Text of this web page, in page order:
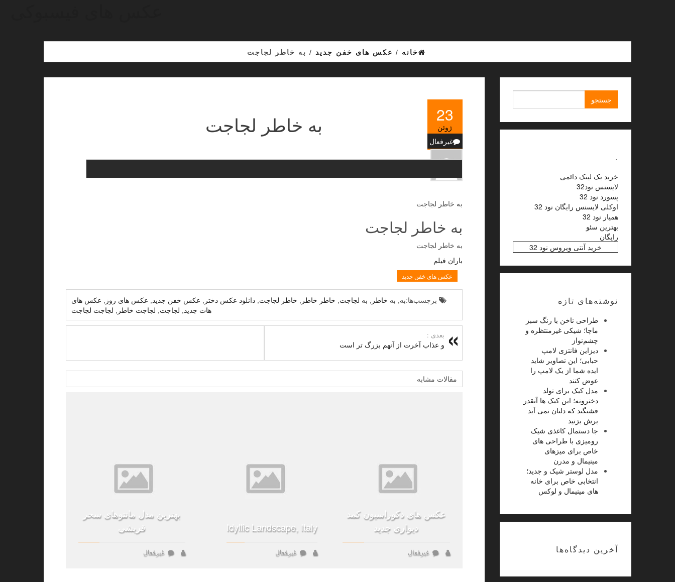
خانه / عکس های خفن جدید / به خاطر لجاجت
23
ژوئن
غیرفعال
به خاطر لجاجت
به خاطر لجاجت
به خاطر لجاجت
به خاطر لجاجت
باران فیلم
عکس های خفن جدید
برچسب‌ها:به, به خاطر , به لجاجت, خاطر خاطر , خاطر لجاجت,دانلود عکس دختر , عکس خفن جدید, عکس های روز , عکس های
هات جدید, لجاجت, لجاجت خاطر , لجاجت لجاجت
بعدی :
و عذاب آخرت از آنهم بزرگ تر است
مقالات مشابه
بهترین مدل مانتوهای سحر
قریشی
غیرفعال
Idyllic Landscape, Italy
غیرفعال
عکس های دکوراسیون کمد
دیواری جدید
غیرفعال
جدیدترین و شیک ترین مدل
های روز مانتو تابستانه زنانه
غیرفعال
دلچسب از
برای:
.
خرید بک لینک دائمی
لایسنس نود32
پسورد نود 32
اوکلی لایسنس رایگان نود 32
همیار نود 32
بهترین سئو
رایگان
خرید آنتی ویروس نود 32
نوشته‌های تازه
طراحی ناخن با رنگ سبز
ماچا؛ شیکی غیرمنتظره و
چشم‌نواز
دیزاین فانتزی لامپ
حبابی؛ این تصاویر شاید
ایده شما از یک لامپ را
عوض کنند
مدل کیک برای تولد
دخترونه؛ این کیک ها آنقدر
قشنگند که دلتان نمی آید
برش بزنید
جا دستمال کاغذی شیک
رومیزی با طراحی های
خاص برای میزهای
مینیمال و مدرن
مدل لوستر شیک و جدید؛
انتخابی خاص برای خانه
های مینیمال و لوکس
آخرین دیدگاه‌ها